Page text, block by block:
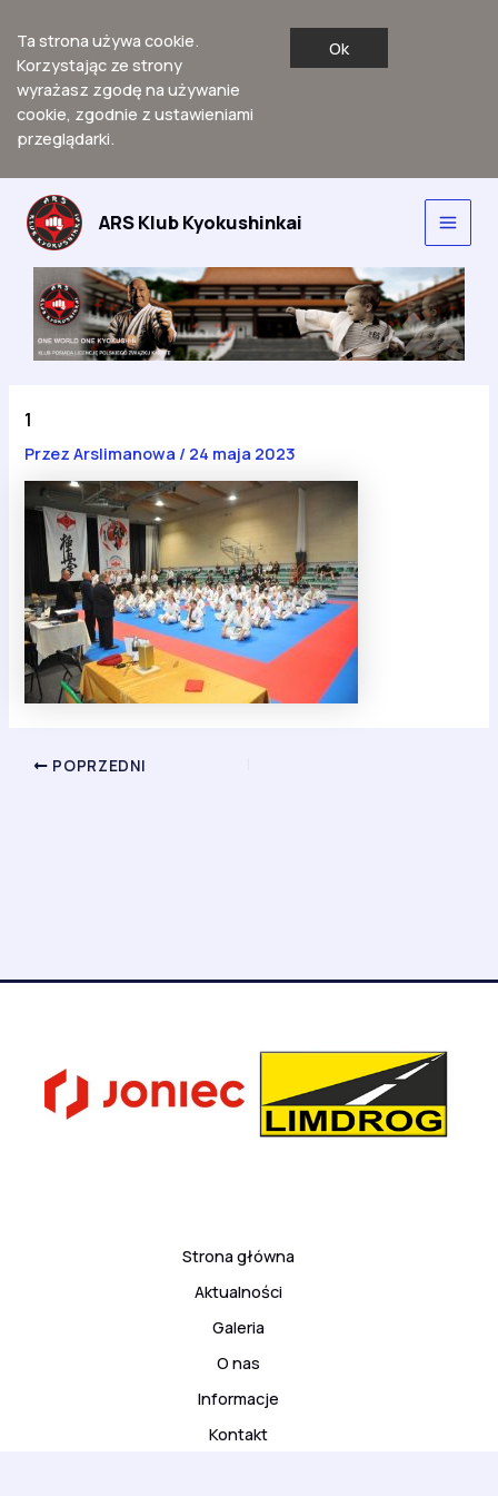
Ta strona używa cookie.
Korzystając ze strony
wyrażasz zgodę na używanie
cookie, zgodnie z ustawieniami
przeglądarki.
Ok
Przejdź
treści
ARS Klub Kyokushinkai
Main
1
PrzezArslimanowa / 24 maja 2023
POPRZEDNI
Strona główna
Aktualności
Galeria
O nas
Informacje
Kontakt